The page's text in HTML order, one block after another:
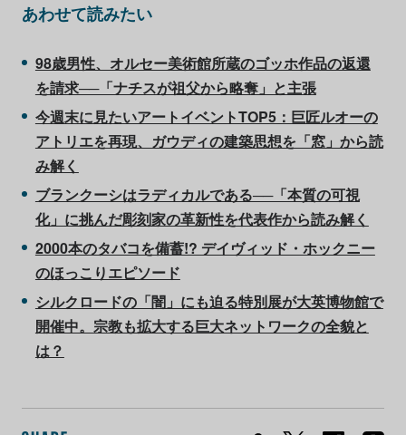
あわせて読みたい
98歳男性、オルセー美術館所蔵のゴッホ作品の返還
を請求──「ナチスが祖父から略奪」と主張
今週末に見たいアートイベントTOP5：巨匠ルオーの
アトリエを再現、ガウディの建築思想を「窓」から読
み解く
ブランクーシはラディカルである──「本質の可視
化」に挑んだ彫刻家の革新性を代表作から読み解く
2000本のタバコを備蓄!? デイヴィッド・ホックニー
のほっこりエピソード
シルクロードの「闇」にも迫る特別展が大英博物館で
開催中。宗教も拡大する巨大ネットワークの全貌と
は？